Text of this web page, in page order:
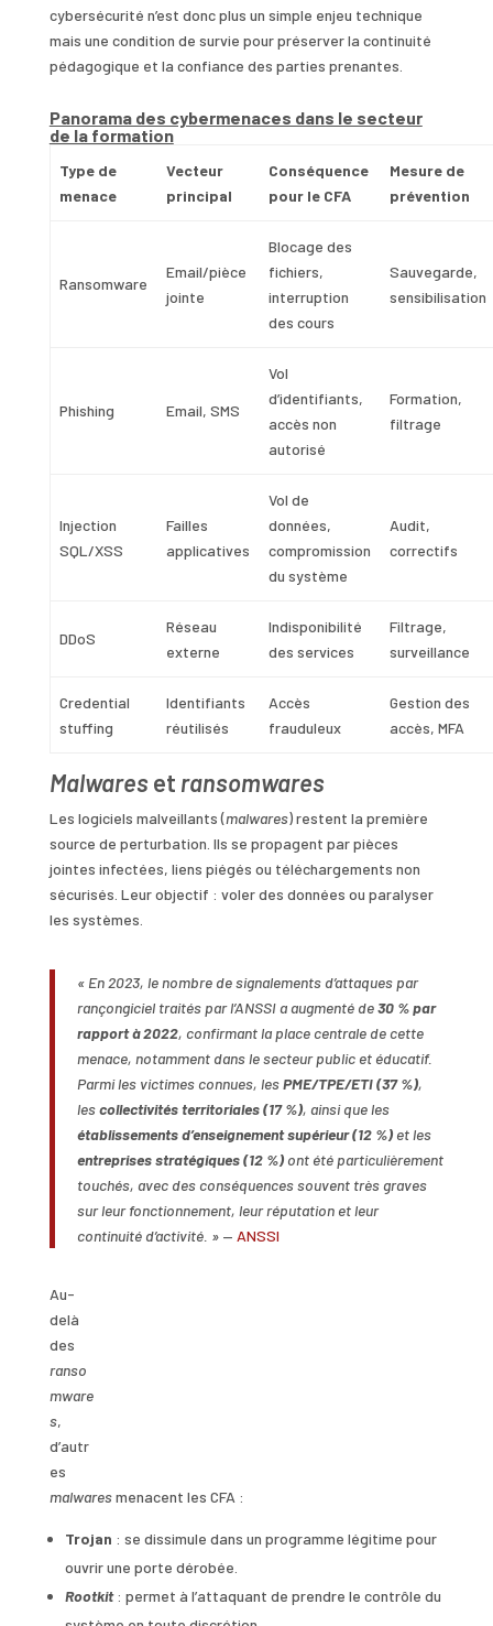
cybersécurité n’est donc plus un simple enjeu technique
mais une condition de survie pour préserver la continuité
pédagogique et la confiance des parties prenantes.
Panorama des cybermenaces dans le secteur
de la formation
Type de
menace
Vecteur
principal
Conséquence
pour le CFA
Mesure de
prévention
Ransomware
Email/pièce
jointe
Blocage des
fichiers,
interruption
des cours
Sauvegarde,
sensibilisation
Phishing Email, SMS
Vol
d’identifiants,
accès non
autorisé
Formation,
filtrage
Injection
SQL/XSS
Failles
applicatives
Vol de
données,
compromission
du système
Audit,
correctifs
DDoS
Réseau
externe
Indisponibilité
des services
Filtrage,
surveillance
Credential
stuffing
Identifiants
réutilisés
Accès
frauduleux
Gestion des
accès, MFA
Malwares et ransomwares
Les logiciels malveillants (malwares) restent la première
source de perturbation. Ils se propagent par pièces
jointes infectées, liens piégés ou téléchargements non
sécurisés. Leur objectif : voler des données ou paralyser
les systèmes.
« En 2023, le nombre de signalements d’attaques par
rançongiciel traités par l’ANSSI a augmenté de30 % par
rapport à 2022, confirmant la place centrale de cette
menace, notamment dans le secteur public et éducatif.
Parmi les victimes connues, lesPME/TPE/ETI (37 %),
lescollectivités territoriales (17 %), ainsi que les
établissements d’enseignement supérieur (12 %)et les
entreprises stratégiques (12 %)ont été particulièrement
touchés, avec des conséquences souvent très graves
sur leur fonctionnement, leur réputation et leur
continuité d’activité. »— ANSSI
Au-
delà
des
ranso
mware
s,
d’autr
es
malwaresmenacent les CFA :
Trojan : se dissimule dans un programme légitime pour
ouvrir une porte dérobée.
Rootkit : permet à l’attaquant de prendre le contrôle du